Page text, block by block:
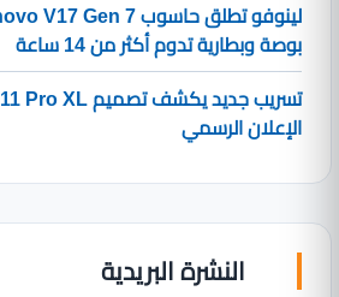
بوصة وبطارية تدوم أكثر من 14 ساعة
الإعلان الرسمي
النشرة البريدية